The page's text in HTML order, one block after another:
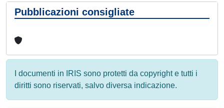
Pubblicazioni consigliate
I documenti in IRIS sono protetti da copyright e tutti i
diritti sono riservati, salvo diversa indicazione.